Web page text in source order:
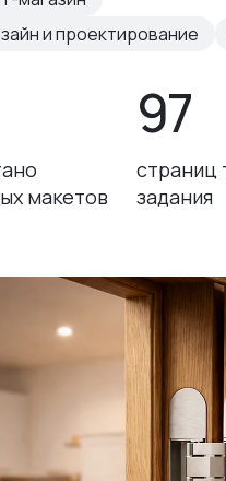
и проектирование
макетов
97
страниц
задания